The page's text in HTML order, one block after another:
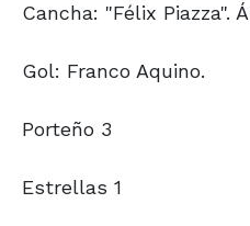
Cancha: "Félix Piazza".
Gol: Franco Aquino.
Porteño 3
Estrellas 1